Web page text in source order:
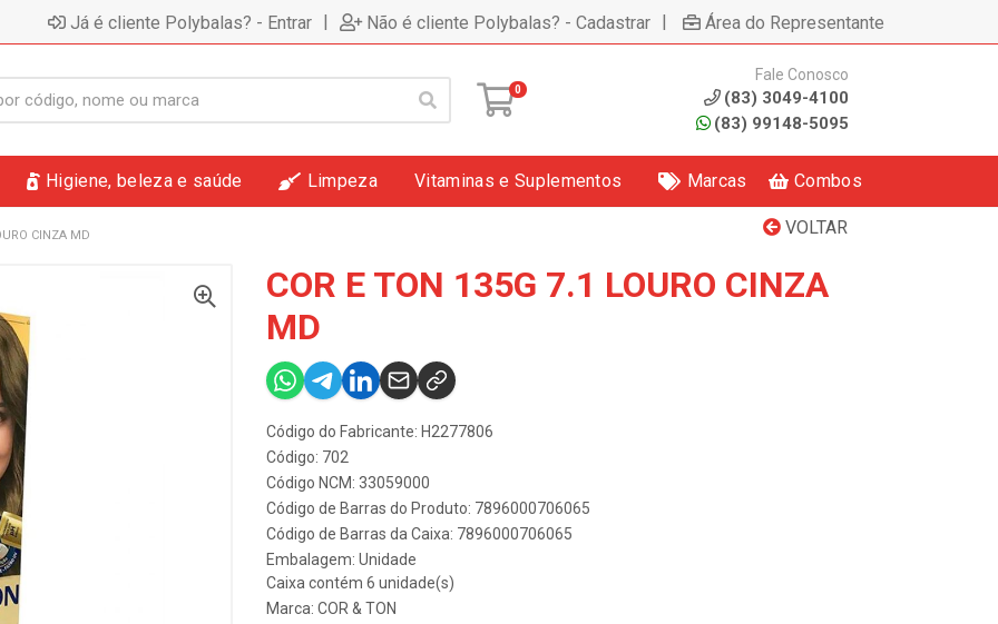
Já é cliente Polybalas? - Entrar | Não é cliente Polybalas? - Cadastrar | Área do Representante
0
Fale Conosco
(83) 3049-4100
(83) 99148-5095
Higiene, beleza e saúde Limpeza Vitaminas e Suplementos Marcas Combos
VOLTAR
CINZA MD
COR E TON 135G 7.1 LOURO CINZA
MD
Código do Fabricante: H2277806
Código: 702
Código NCM: 33059000
Código de Barras do Produto: 7896000706065
Código de Barras da Caixa: 7896000706065
Embalagem: Unidade
Caixa contém 6 unidade(s)
Marca: COR & TON